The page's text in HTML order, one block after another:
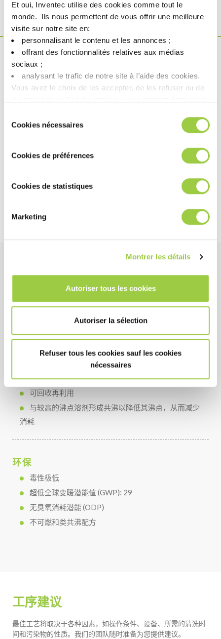
Et oui, Inventec utilise des cookies comme tout le
monde. ​ Ils nous permettent de vous offrir une meilleure
visite sur notre site en:​
personnalisant le contenu et les annonces ;​
offrant des fonctionnalités relatives aux médias
sociaux ; ​
analysant le trafic de notre site à l’aide des cookies.​
Vous avez le choix de les accepter, de les refuser ou de
cookies.​ ​ ​
duCookies nécessaires
Cookies de préférences
Cookies de statistiques
Marketing
Montrer les détails
Autoriser tous les cookies
Autoriser la sélection
Refuser tous les cookies sauf les cookies
nécessaires
GWP 29
不是
虽然完全符合安全和环境法规，但该产品不符合我们标记为
PROMOSOLV NEO B1
性能
具有热稳定和化学稳定性
低表面张力可以对复杂几何形状的零件进行深度漂洗
清洗、漂洗和干燥时间短
在设备内循环使用，延长产品使用寿命
可回收再利用
与较高的沸点溶剂形成共沸以降低其沸点，从而减少
消耗
环保
毒性极低
超低全球变暖潜能值 (GWP): 29
无臭氧消耗潜能 (ODP)
不可燃和类共沸配方
工序建议
最佳工艺将取决于各种因素，如操作条件、设备、所需的清洗时
间和污染物的性质。我们的团队随时准备为您提供建议。